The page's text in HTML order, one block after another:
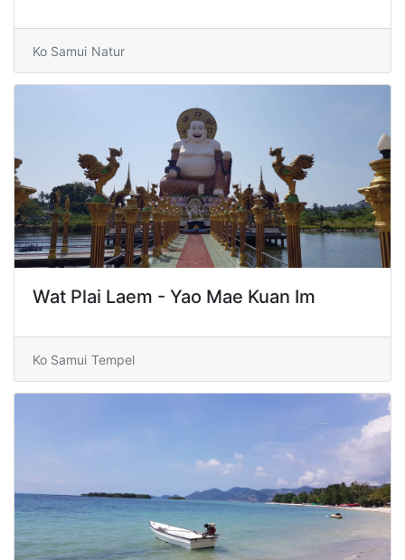
Ko Samui Natur
Wat Plai Laem - Yao Mae Kuan Im
Ko Samui Tempel